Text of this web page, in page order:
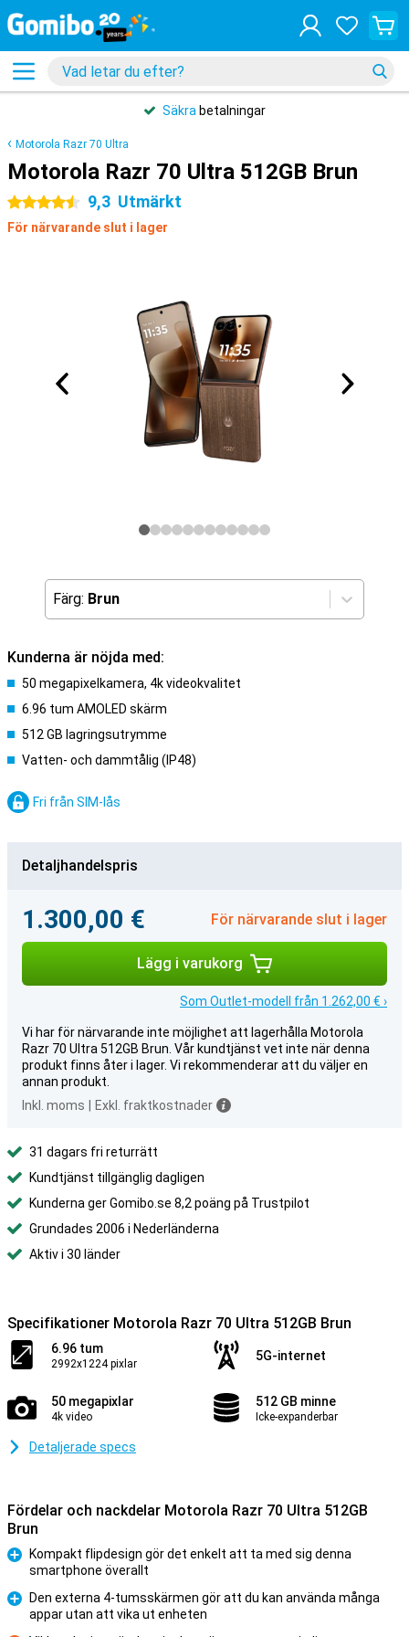
Säkra betalningar
Motorola Razr 70 Ultra
Motorola Razr 70 Ultra 512GB Brun
4.5 stjärnor 9,3 Utmärkt
För närvarande slut i lager
Färg: Brun
Kunderna är nöjda med:
50 megapixelkamera, 4k videokvalitet
6.96 tum AMOLED skärm
512 GB lagringsutrymme
Vatten- och dammtålig (IP48)
Fri från SIM-lås
Detaljhandelspris
1.300,00 € För närvarande slut i lager
Lägg i varukorg
Som Outlet-modell från 1.262,00 € ›
Vi har för närvarande inte möjlighet att lagerhålla Motorola
Razr 70 Ultra 512GB Brun. Vår kundtjänst vet inte när denna
produkt finns åter i lager. Vi rekommenderar att du väljer en
annan produkt.
Inkl. moms
Exkl. fraktkostnader
31 dagars fri returrätt
Kundtjänst tillgänglig dagligen
Kunderna ger Gomibo.se 8,2 poäng på Trustpilot
Grundades 2006 i Nederländerna
Aktiv i 30 länder
Specifikationer Motorola Razr 70 Ultra 512GB Brun
6.96 tum
2992x1224 pixlar
5G-internet
50 megapixlar
4k video
512 GB minne
Icke-expanderbar
Detaljerade specs
Fördelar och nackdelar Motorola Razr 70 Ultra 512GB
Brun
Fördelar
Kompakt flipdesign gör det enkelt att ta med sig denna
smartphone överallt
Fördelar
Den externa 4-tumsskärmen gör att du kan använda många
appar utan att vika ut enheten